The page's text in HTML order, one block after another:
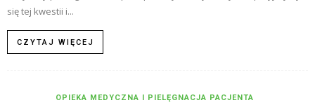
się tej kwestii i...
CZYTAJ WIĘCEJ
OPIEKA MEDYCZNA I PIELĘGNACJA PACJENTA